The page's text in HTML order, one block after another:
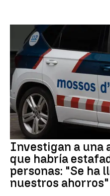
Investigan a una
que habría
personas: "Se ha
nuestros ahorros"